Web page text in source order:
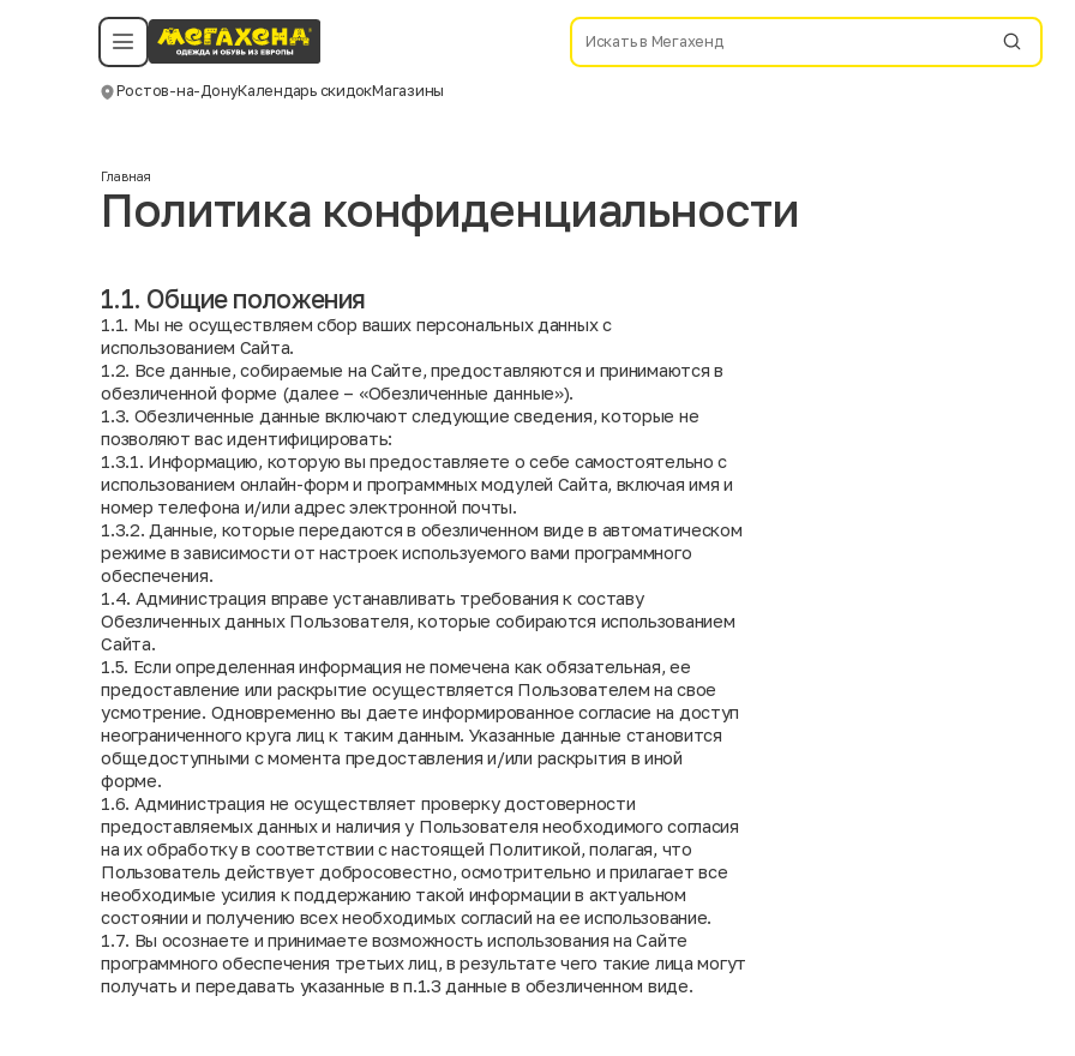
Ростов-на-ДонуКалендарь скидокМагазины
Политика конфиденциальности
©️ Мегахенд 2026. Все права защищены.
Смотреть все даты
Главная
Политика конфиденциальности
1.1. Общие положения
1.1. Мы не осуществляем сбор ваших персональных данных с
использованием Сайта.
1.2. Все данные, собираемые на Сайте, предоставляются и принимаются в
обезличенной форме (далее – «Обезличенные данные»).
1.3. Обезличенные данные включают следующие сведения, которые не
позволяют вас идентифицировать:
1.3.1. Информацию, которую вы предоставляете о себе самостоятельно с
использованием онлайн-форм и программных модулей Сайта, включая имя и
номер телефона и/или адрес электронной почты.
1.3.2. Данные, которые передаются в обезличенном виде в автоматическом
режиме в зависимости от настроек используемого вами программного
обеспечения.
1.4. Администрация вправе устанавливать требования к составу
Обезличенных данных Пользователя, которые собираются использованием
Сайта.
1.5. Если определенная информация не помечена как обязательная, ее
предоставление или раскрытие осуществляется Пользователем на свое
усмотрение. Одновременно вы даете информированное согласие на доступ
неограниченного круга лиц к таким данным. Указанные данные становится
общедоступными с момента предоставления и/или раскрытия в иной
форме.
1.6. Администрация не осуществляет проверку достоверности
предоставляемых данных и наличия у Пользователя необходимого согласия
на их обработку в соответствии с настоящей Политикой, полагая, что
Пользователь действует добросовестно, осмотрительно и прилагает все
необходимые усилия к поддержанию такой информации в актуальном
состоянии и получению всех необходимых согласий на ее использование.
1.7. Вы осознаете и принимаете возможность использования на Сайте
программного обеспечения третьих лиц, в результате чего такие лица могут
получать и передавать указанные в п.1.3 данные в обезличенном виде.